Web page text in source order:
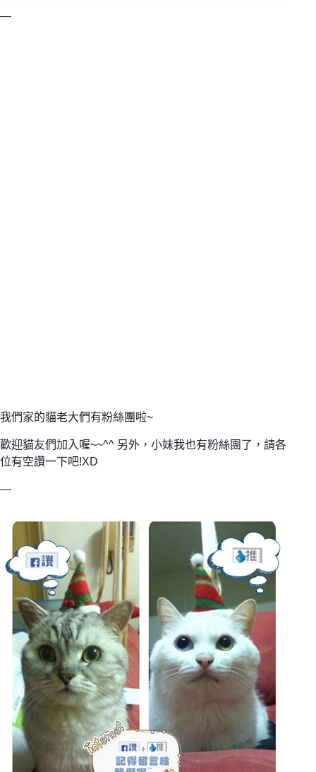
—
我們家的貓老大們有粉絲團啦~
歡迎貓友們加入喔~~^^ 另外，小妹我也有粉絲團了，請各
位有空讚一下吧!XD
—